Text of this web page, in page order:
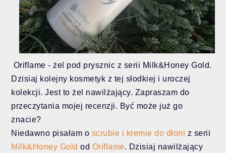
Oriflame - żel pod prysznic z serii Milk&Honey Gold.
Dzisiaj kolejny kosmetyk z tej słodkiej i uroczej
kolekcji. Jest to żel nawilżający. Zapraszam do
przeczytania mojej recenzji. Być może już go
znacie?
Niedawno pisałam o scrubie i kremie do dłoni z serii
Milk&Honey Gold od Oriflame. Dzisiaj nawilżający